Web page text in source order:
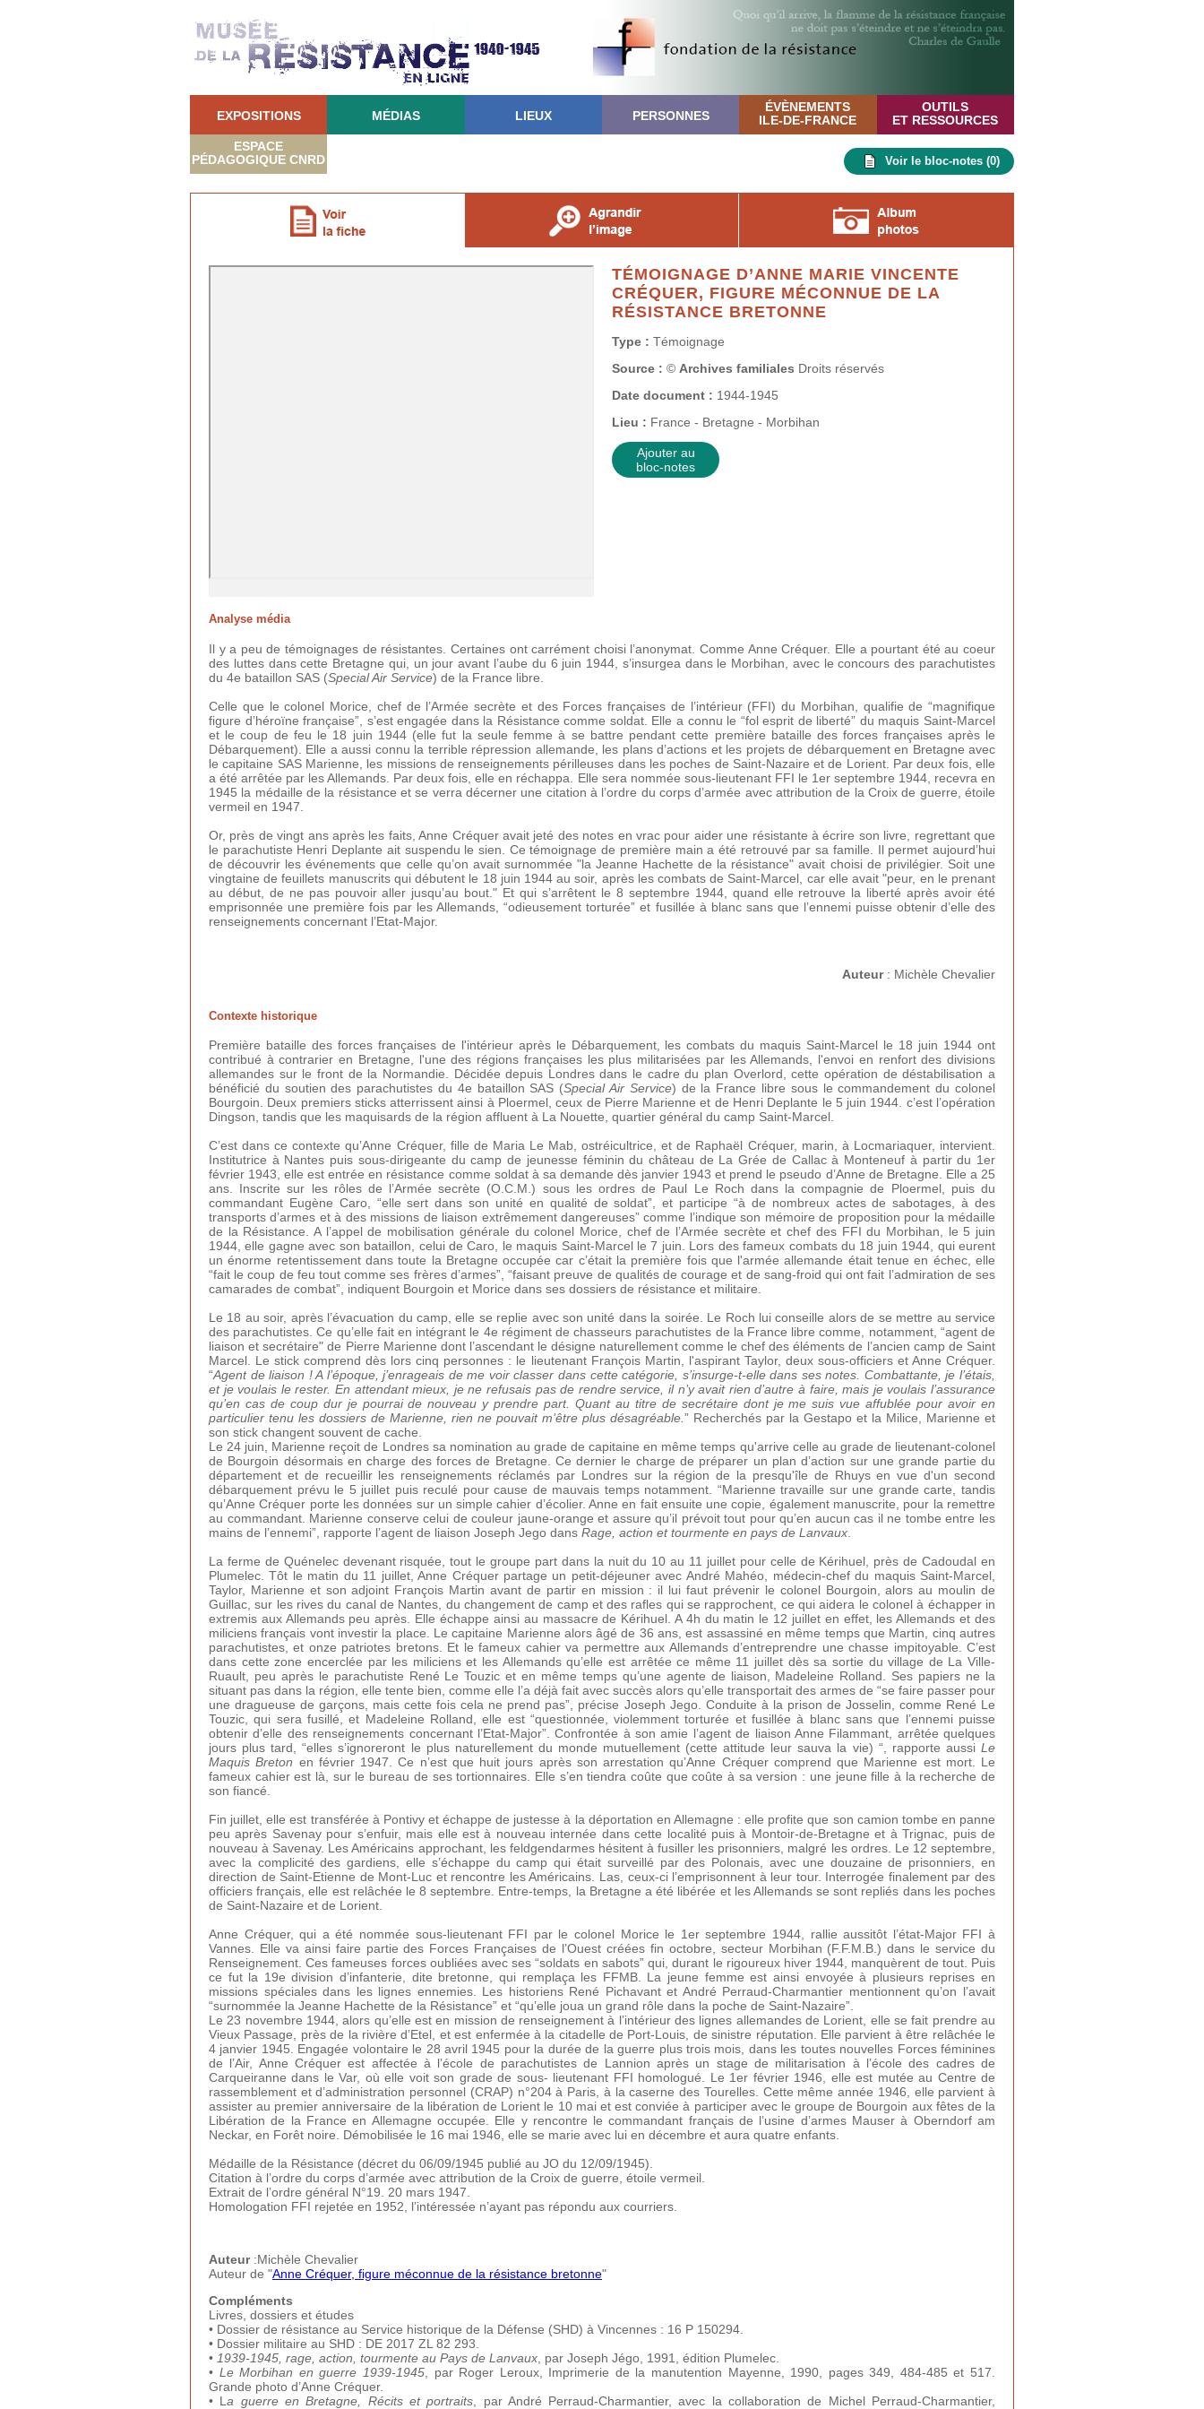
EXPOSITIONS MÉDIAS LIEUX PERSONNES
ÉVÈNEMENTS
ILE-DE-FRANCE
OUTILS
ET RESSOURCES
ESPACE
PÉDAGOGIQUE CNRD Voir le bloc-notes (0)
TÉMOIGNAGE D’ANNE MARIE VINCENTE
CRÉQUER, FIGURE MÉCONNUE DE LA
RÉSISTANCE BRETONNE
Type : Témoignage
Source : © Archives familiales Droits réservés
Date document : 1944-1945
Lieu : France - Bretagne - Morbihan
Ajouter au
bloc-notes
Analyse média
Il y a peu de témoignages de résistantes. Certaines ont carrément choisi l’anonymat. Comme Anne Créquer. Elle a pourtant été au coeur
des luttes dans cette Bretagne qui, un jour avant l’aube du 6 juin 1944, s’insurgea dans le Morbihan, avec le concours des parachutistes
du 4e bataillon SAS (Special Air Service) de la France libre.
Celle que le colonel Morice, chef de l’Armée secrète et des Forces françaises de l’intérieur (FFI) du Morbihan, qualifie de “magnifique
figure d’héroïne française”, s’est engagée dans la Résistance comme soldat. Elle a connu le “fol esprit de liberté” du maquis Saint-Marcel
et le coup de feu le 18 juin 1944 (elle fut la seule femme à se battre pendant cette première bataille des forces françaises après le
Débarquement). Elle a aussi connu la terrible répression allemande, les plans d’actions et les projets de débarquement en Bretagne avec
le capitaine SAS Marienne, les missions de renseignements périlleuses dans les poches de Saint-Nazaire et de Lorient. Par deux fois, elle
a été arrêtée par les Allemands. Par deux fois, elle en réchappa. Elle sera nommée sous-lieutenant FFI le 1er septembre 1944, recevra en
1945 la médaille de la résistance et se verra décerner une citation à l’ordre du corps d’armée avec attribution de la Croix de guerre, étoile
vermeil en 1947.
Or, près de vingt ans après les faits, Anne Créquer avait jeté des notes en vrac pour aider une résistante à écrire son livre, regrettant que
le parachutiste Henri Deplante ait suspendu le sien. Ce témoignage de première main a été retrouvé par sa famille. Il permet aujourd’hui
de découvrir les événements que celle qu’on avait surnommée "la Jeanne Hachette de la résistance" avait choisi de privilégier. Soit une
vingtaine de feuillets manuscrits qui débutent le 18 juin 1944 au soir, après les combats de Saint-Marcel, car elle avait "peur, en le prenant
au début, de ne pas pouvoir aller jusqu’au bout." Et qui s’arrêtent le 8 septembre 1944, quand elle retrouve la liberté après avoir été
emprisonnée une première fois par les Allemands, “odieusement torturée” et fusillée à blanc sans que l’ennemi puisse obtenir d’elle des
renseignements concernant l’Etat-Major.
Auteur: Michèle Chevalier
Contexte historique
Première bataille des forces françaises de l'intérieur après le Débarquement, les combats du maquis Saint-Marcel le 18 juin 1944 ont
contribué à contrarier en Bretagne, l'une des régions françaises les plus militarisées par les Allemands, l'envoi en renfort des divisions
allemandes sur le front de la Normandie. Décidée depuis Londres dans le cadre du plan Overlord, cette opération de déstabilisation a
bénéficié du soutien des parachutistes du 4e bataillon SAS (Special Air Service) de la France libre sous le commandement du colonel
Bourgoin. Deux premiers sticks atterrissent ainsi à Ploermel, ceux de Pierre Marienne et de Henri Deplante le 5 juin 1944. c’est l’opération
Dingson, tandis que les maquisards de la région affluent à La Nouette, quartier général du camp Saint-Marcel.
C’est dans ce contexte qu’Anne Créquer, fille de Maria Le Mab, ostréicultrice, et de Raphaël Créquer, marin, à Locmariaquer, intervient.
Institutrice à Nantes puis sous-dirigeante du camp de jeunesse féminin du château de La Grée de Callac à Monteneuf à partir du 1er
février 1943, elle est entrée en résistance comme soldat à sa demande dès janvier 1943 et prend le pseudo d’Anne de Bretagne. Elle a 25
ans. Inscrite sur les rôles de l’Armée secrète (O.C.M.) sous les ordres de Paul Le Roch dans la compagnie de Ploermel, puis du
commandant Eugène Caro, “elle sert dans son unité en qualité de soldat”, et participe “à de nombreux actes de sabotages, à des
transports d’armes et à des missions de liaison extrêmement dangereuses” comme l’indique son mémoire de proposition pour la médaille
de la Résistance. A l’appel de mobilisation générale du colonel Morice, chef de l’Armée secrète et chef des FFI du Morbihan, le 5 juin
1944, elle gagne avec son bataillon, celui de Caro, le maquis Saint-Marcel le 7 juin. Lors des fameux combats du 18 juin 1944, qui eurent
un énorme retentissement dans toute la Bretagne occupée car c’était la première fois que l'armée allemande était tenue en échec, elle
“fait le coup de feu tout comme ses frères d’armes”, “faisant preuve de qualités de courage et de sang-froid qui ont fait l’admiration de ses
camarades de combat”, indiquent Bourgoin et Morice dans ses dossiers de résistance et militaire.
Le 18 au soir, après l’évacuation du camp, elle se replie avec son unité dans la soirée. Le Roch lui conseille alors de se mettre au service
des parachutistes. Ce qu’elle fait en intégrant le 4e régiment de chasseurs parachutistes de la France libre comme, notamment, “agent de
liaison et secrétaire" de Pierre Marienne dont l’ascendant le désigne naturellement comme le chef des éléments de l’ancien camp de Saint
Marcel. Le stick comprend dès lors cinq personnes : le lieutenant François Martin, l'aspirant Taylor, deux sous-officiers et Anne Créquer.
“Agent de liaison ! A l’époque, j’enrageais de me voir classer dans cette catégorie, s’insurge-t-elle dans ses notes. Combattante, je l’étais,
et je voulais le rester. En attendant mieux, je ne refusais pas de rendre service, il n’y avait rien d’autre à faire, mais je voulais l’assurance
qu’en cas de coup dur je pourrai de nouveau y prendre part. Quant au titre de secrétaire dont je me suis vue affublée pour avoir en
particulier tenu les dossiers de Marienne, rien ne pouvait m’être plus désagréable. ” Recherchés par la Gestapo et la Milice, Marienne et
son stick changent souvent de cache.
Le 24 juin, Marienne reçoit de Londres sa nomination au grade de capitaine en même temps qu'arrive celle au grade de lieutenant-colonel
de Bourgoin désormais en charge des forces de Bretagne. Ce dernier le charge de préparer un plan d’action sur une grande partie du
département et de recueillir les renseignements réclamés par Londres sur la région de la presqu'île de Rhuys en vue d'un second
débarquement prévu le 5 juillet puis reculé pour cause de mauvais temps notamment. “Marienne travaille sur une grande carte, tandis
qu’Anne Créquer porte les données sur un simple cahier d’écolier. Anne en fait ensuite une copie, également manuscrite, pour la remettre
au commandant. Marienne conserve celui de couleur jaune-orange et assure qu’il prévoit tout pour qu’en aucun cas il ne tombe entre les
mains de l’ennemi”, rapporte l’agent de liaison Joseph Jego dans Rage, action et tourmente en pays de Lanvaux
La ferme de Quénelec devenant risquée, tout le groupe part dans la nuit du 10 au 11 juillet pour celle de Kérihuel, près de Cadoudal en
Plumelec. Tôt le matin du 11 juillet, Anne Créquer partage un petit-déjeuner avec André Mahéo, médecin-chef du maquis Saint-Marcel,
Taylor, Marienne et son adjoint François Martin avant de partir en mission : il lui faut prévenir le colonel Bourgoin, alors au moulin de
Guillac, sur les rives du canal de Nantes, du changement de camp et des rafles qui se rapprochent, ce qui aidera le colonel à échapper in
extremis aux Allemands peu après. Elle échappe ainsi au massacre de Kérihuel. A 4h du matin le 12 juillet en effet, les Allemands et des
miliciens français vont investir la place. Le capitaine Marienne alors âgé de 36 ans, est assassiné en même temps que Martin, cinq autres
parachutistes, et onze patriotes bretons. Et le fameux cahier va permettre aux Allemands d’entreprendre une chasse impitoyable. C’est
dans cette zone encerclée par les miliciens et les Allemands qu’elle est arrêtée ce même 11 juillet dès sa sortie du village de La Ville-
Ruault, peu après le parachutiste René Le Touzic et en même temps qu’une agente de liaison, Madeleine Rolland. Ses papiers ne la
situant pas dans la région, elle tente bien, comme elle l’a déjà fait avec succès alors qu’elle transportait des armes de “se faire passer pour
une dragueuse de garçons, mais cette fois cela ne prend pas”, précise Joseph Jego. Conduite à la prison de Josselin, comme René Le
Touzic, qui sera fusillé, et Madeleine Rolland, elle est “questionnée, violemment torturée et fusillée à blanc sans que l’ennemi puisse
obtenir d’elle des renseignements concernant l’Etat-Major”. Confrontée à son amie l’agent de liaison Anne Filammant, arrêtée quelques
jours plus tard, “elles s’ignoreront le plus naturellement du monde mutuellement (cette attitude leur sauva la vie) “, rapporte aussi Le
Maquis Breton en février 1947. Ce n’est que huit jours après son arrestation qu’Anne Créquer comprend que Marienne est mort. Le
fameux cahier est là, sur le bureau de ses tortionnaires. Elle s’en tiendra coûte que coûte à sa version : une jeune fille à la recherche de
son fiancé.
Fin juillet, elle est transférée à Pontivy et échappe de justesse à la déportation en Allemagne : elle profite que son camion tombe en panne
peu après Savenay pour s’enfuir, mais elle est à nouveau internée dans cette localité puis à Montoir-de-Bretagne et à Trignac, puis de
nouveau à Savenay. Les Américains approchant, les feldgendarmes hésitent à fusiller les prisonniers, malgré les ordres. Le 12 septembre,
avec la complicité des gardiens, elle s’échappe du camp qui était surveillé par des Polonais, avec une douzaine de prisonniers, en
direction de Saint-Etienne de Mont-Luc et rencontre les Américains. Las, ceux-ci l’emprisonnent à leur tour. Interrogée finalement par des
officiers français, elle est relâchée le 8 septembre. Entre-temps, la Bretagne a été libérée et les Allemands se sont repliés dans les poches
de Saint-Nazaire et de Lorient.
Anne Créquer, qui a été nommée sous-lieutenant FFI par le colonel Morice le 1er septembre 1944, rallie aussitôt l’état-Major FFI à
Vannes. Elle va ainsi faire partie des Forces Françaises de l’Ouest créées fin octobre, secteur Morbihan (F.F.M.B.) dans le service du
Renseignement. Ces fameuses forces oubliées avec ses “soldats en sabots” qui, durant le rigoureux hiver 1944, manquèrent de tout. Puis
ce fut la 19e division d’infanterie, dite bretonne, qui remplaça les FFMB. La jeune femme est ainsi envoyée à plusieurs reprises en
missions spéciales dans les lignes ennemies. Les historiens René Pichavant et André Perraud-Charmantier mentionnent qu’on l’avait
“surnommée la Jeanne Hachette de la Résistance” et “qu’elle joua un grand rôle dans la poche de Saint-Nazaire”.
Le 23 novembre 1944, alors qu’elle est en mission de renseignement à l’intérieur des lignes allemandes de Lorient, elle se fait prendre au
Vieux Passage, près de la rivière d’Etel, et est enfermée à la citadelle de Port-Louis, de sinistre réputation. Elle parvient à être relâchée le
4 janvier 1945. Engagée volontaire le 28 avril 1945 pour la durée de la guerre plus trois mois, dans les toutes nouvelles Forces féminines
de l’Air, Anne Créquer est affectée à l’école de parachutistes de Lannion après un stage de militarisation à l’école des cadres de
Carqueiranne dans le Var, où elle voit son grade de sous- lieutenant FFI homologué. Le 1er février 1946, elle est mutée au Centre de
rassemblement et d’administration personnel (CRAP) n°204 à Paris, à la caserne des Tourelles. Cette même année 1946, elle parvient à
assister au premier anniversaire de la libération de Lorient le 10 mai et est conviée à participer avec le groupe de Bourgoin aux fêtes de la
Libération de la France en Allemagne occupée. Elle y rencontre le commandant français de l’usine d’armes Mauser à Oberndorf am
Neckar, en Forêt noire. Démobilisée le 16 mai 1946, elle se marie avec lui en décembre et aura quatre enfants.
Médaille de la Résistance (décret du 06/09/1945 publié au JO du 12/09/1945).
Citation à l’ordre du corps d’armée avec attribution de la Croix de guerre, étoile vermeil.
Extrait de l’ordre général N°19. 20 mars 1947.
Homologation FFI rejetée en 1952, l’intéressée n’ayant pas répondu aux courriers.
Auteur:Michèle Chevalier
Auteur de "Anne Créquer, figure méconnue de la résistance bretonne"
Compléments
Livres, dossiers et études
• Dossier de résistance au Service historique de la Défense (SHD) à Vincennes : 16 P 150294.
• Dossier militaire au SHD : DE 2017 ZL 82 293.
• 1939-1945, rage, action, tourmente au Pays de Lanvaux , par Joseph Jégo, 1991, édition Plumelec.
• Le Morbihan en guerre 1939-1945, par Roger Leroux, Imprimerie de la manutention Mayenne, 1990, pages 349, 484-485 et 517.
Grande photo d’Anne Créquer.
• La guerre en Bretagne, Récits et portraits , par André Perraud-Charmantier, avec la collaboration de Michel Perraud-Charmantier,